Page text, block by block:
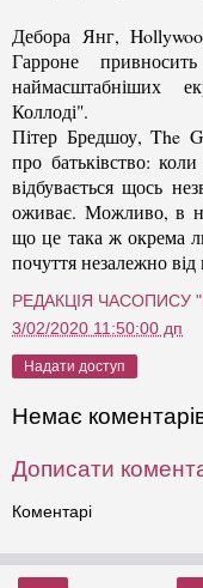
Дебора Янг,
Гарроне
наймасштабніших
Коллоді".
Пітер Бредшоу, The
про батьківство:
відбувається щось
оживає. Можливо, в
що це така ж окрема
почуття незалежно
РЕДАКЦІЯ ЧАСОПИСУ
3/02/2020 11:50:00 дп
Надати доступ
Немає
Дописати
Коментарі